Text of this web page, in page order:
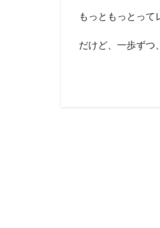
もっともっとって
だけど、一歩ずつ